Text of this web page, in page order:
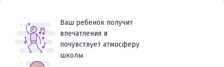
Ваш ребенок получит
впечатления и
почувствует атмосферу
школы